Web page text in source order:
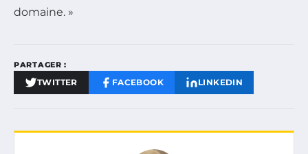
domaine. »
PARTAGER :
TWITTER FACEBOOK LINKEDIN